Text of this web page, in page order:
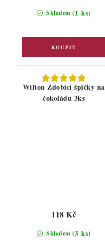
Skladem (1 ks)
Wilton Zdobící špičky na
čokoládu 3ks
Skladem (3 ks)
118 Kč